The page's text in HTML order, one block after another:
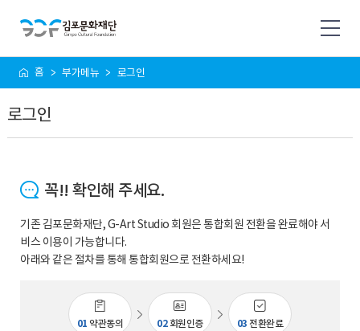
사
이
맵
홈 부가메뉴 로그인
로그인
꼭!! 확인해 주세요.
기존 김포문화재단, G-Art Studio 회원은 통합회원 전환을 완료해야 서
비스 이용이 가능합니다.
아래와 같은 절차를 통해 통합회원으로 전환하세요!
01 약관동의 02회원인증 03 전환완료